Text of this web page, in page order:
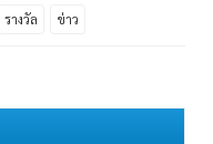
รางวัล ข่าว